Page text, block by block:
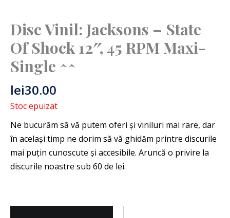
Disc Vinil: Jacksons – State
Of Shock 12″, 45 RPM Maxi-
Single ^^
lei30.00
Stoc epuizat